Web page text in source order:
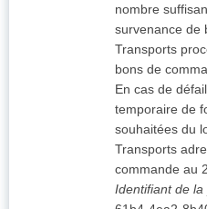
nombre
survenance de
Transports
bons de
En cas de
temporaire de
souhaitées du
Transports
commande au
Identifiant de